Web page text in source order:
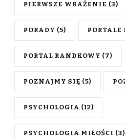
PIERWSZE WRAŻENIE (3)
PORADY (5) PORTALE
PORTAL RANDKOWY (7)
POZNAJMY SIĘ (5)
PSYCHOLOGIA (12)
PSYCHOLOGIA MIŁOŚCI (3)